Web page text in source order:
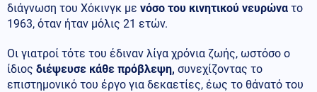
διάγνωση του Χόκινγκ με νόσο του κινητικού νευρώνα το
1963, όταν ήταν μόλις 21 ετών.
Οι γιατροί τότε του έδιναν λίγα χρόνια ζωής, ωστόσο ο
ίδιος διέψευσε κάθε πρόβλεψη, συνεχίζοντας το
επιστημονικό του έργο για δεκαετίες, έως το θάνατό του